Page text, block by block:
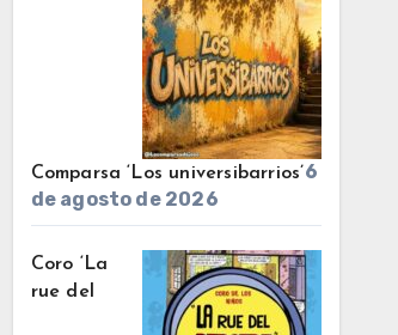
Comparsa ‘Los universibarrios’6
de agosto de 2026
Coro ‘La
rue del